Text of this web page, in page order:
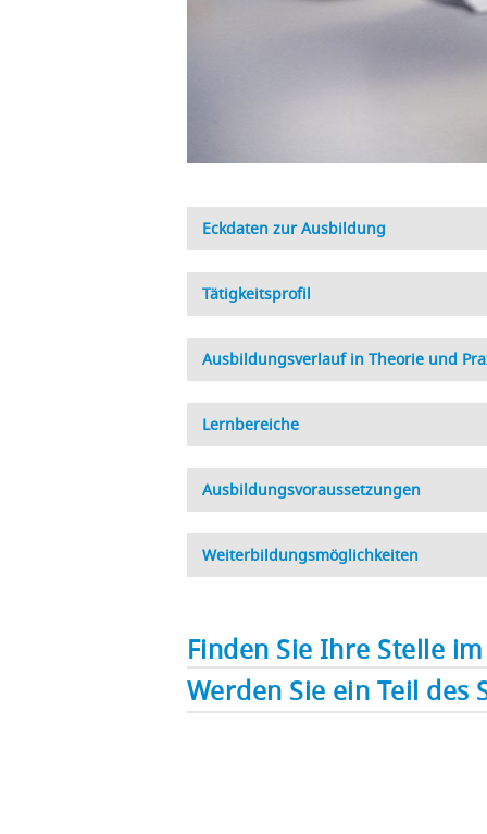
Eckdaten zur Ausbildung
Tätigkeitsprofil
Ausbildungsverlauf in Theorie und
Lernbereiche
Ausbildungsvoraussetzungen
Weiterbildungsmöglichkeiten
Finden Sie Ihre Stelle
Werden Sie ein Teil